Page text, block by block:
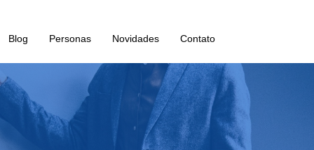
Blog Personas Novidades Contato